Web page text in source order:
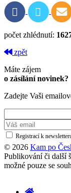
počet zhlédnutí:
zpět
Máte zájem
o zásílání novinek?
Zadejte Vaši
Registrací k
© 2026 Kam po
Publikování či další
možné pouze se